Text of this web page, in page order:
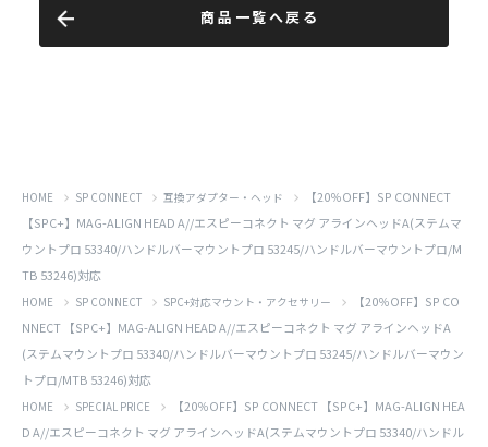
商品一覧へ戻る
HOME SP CONNECT 互換アダプター・ヘッド
【20％OFF】SP CONNECT
【SPC+】MAG-ALIGN HEAD A//エスピーコネクト マグ アラインヘッドA(ステムマ
ウントプロ 53340/ハンドルバーマウントプロ 53245/ハンドルバーマウントプロ/M
TB 53246)対応
HOME SP CONNECT SPC+対応マウント・アクセサリー
【20％OFF】SP CO
NNECT 【SPC+】MAG-ALIGN HEAD A//エスピーコネクト マグ アラインヘッドA
(ステムマウントプロ 53340/ハンドルバーマウントプロ 53245/ハンドルバーマウン
トプロ/MTB 53246)対応
HOME SPECIAL PRICE
【20％OFF】SP CONNECT 【SPC+】MAG-ALIGN HEA
D A//エスピーコネクト マグ アラインヘッドA(ステムマウントプロ 53340/ハンドル